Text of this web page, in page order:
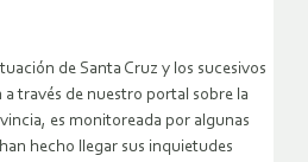
de Santa Cruz y los sucesivos
través de nuestro portal sobre la
es monitoreada por algunas
hecho llegar sus inquietudes